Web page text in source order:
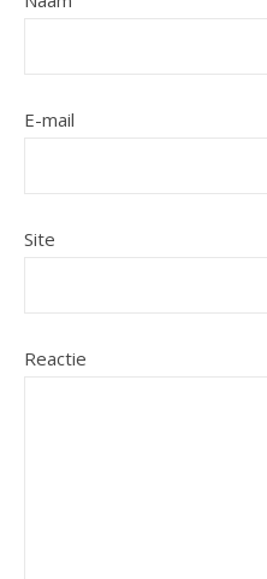
E-mail
Site
Reactie